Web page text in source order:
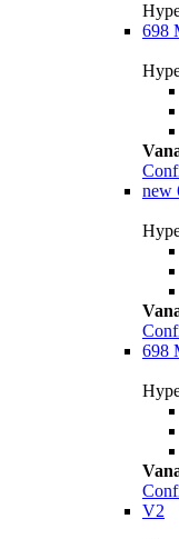
698
new
698
V2